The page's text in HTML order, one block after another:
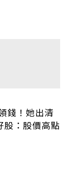
錢！她出清
股：股價高點